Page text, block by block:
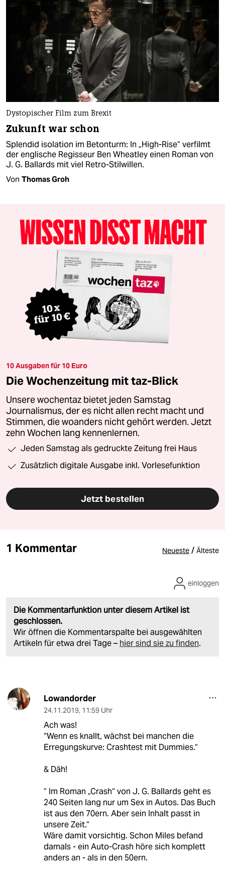
Dystopischer Film zum Brexit
Zukunft war schon
Splendid isolation im Betonturm: In „High-Rise“ verfilmt
der englische Regisseur Ben Wheatley einen Roman von
J. G. Ballards mit viel Retro-Stilwillen.
Von Thomas Groh
10 Ausgaben für 10 Euro
Die Wochenzeitung mit taz-Blick
Unsere wochentaz bietet jeden Samstag
Journalismus, der es nicht allen recht macht und
Stimmen, die woanders nicht gehört werden. Jetzt
zehn Wochen lang kennenlernen.
Jeden Samstag als gedruckte Zeitung frei Haus
Zusätzlich digitale Ausgabe inkl. Vorlesefunktion
Jetzt bestellen
1 Kommentar Neueste / Älteste
Die Kommentarfunktion unter diesem Artikel ist
geschlossen.
Wir öffnen die Kommentarspalte bei ausgewählten
Artikeln für etwa drei Tage – hier sind sie zu finden.
einloggen
Lowandorder
24.11.2019, 11:59 Uhr
Ach was!
“Wenn es knallt, wächst bei manchen die
Erregungskurve: Crashtest mit Dummies.“
& Däh!
“ Im Roman „Crash“ von J. G. Ballards geht es
240 Seiten lang nur um Sex in Autos. Das Buch
ist aus den 70ern. Aber sein Inhalt passt in
unsere Zeit.“
Wäre damit vorsichtig. Schon Miles befand
damals - ein Auto-Crash höre sich komplett
anders an - als in den 50ern.